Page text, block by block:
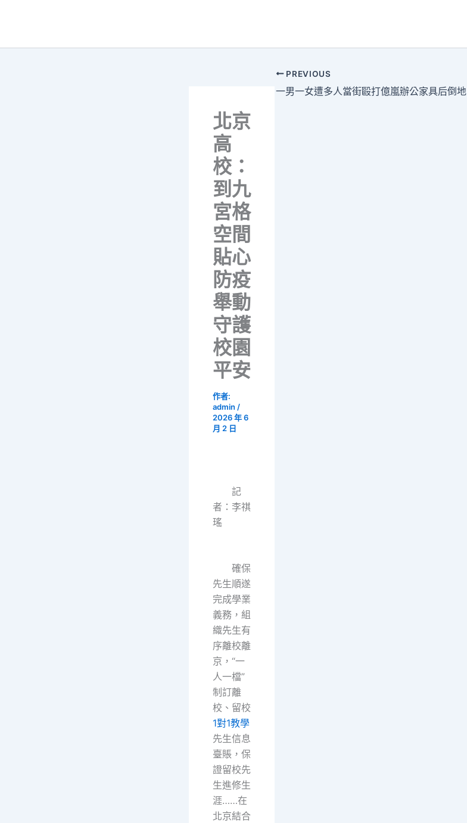
北京
高
校：
到九
宮格
空間
貼心
防疫
舉動
守護
校園
平安
作者:
admin /
2026 年 6
月 2 日
記
者：李祺
瑤
確保
先生順遂
完成學業
義務，組
織先生有
序離校離
京，“一
人一檔”
制訂離
校、留校
1對1教學
先生信息
臺賬，保
證留校先
生進修生
涯……在
北京結合
PREVIOUS
一男一女遭多人當街毆打億嵐辦公家具后倒地